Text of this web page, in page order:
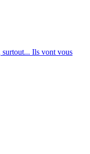
surtout... Ils vont vous